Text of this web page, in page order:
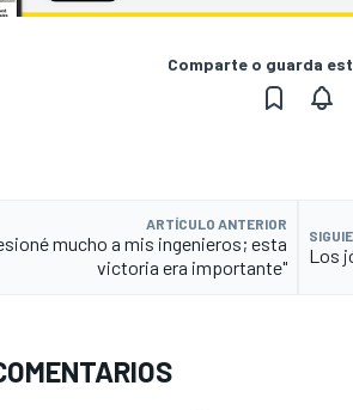
Comparte o guarda
ARTÍCULO ANTERIOR
mucho a mis ingenieros; esta
victoria era importante"
Los